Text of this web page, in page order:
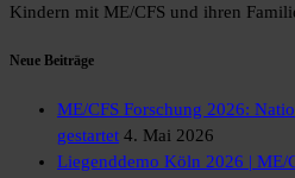
Kindern mit ME/CFS und ihren
Neue Beiträge
ME/CFS Forschung 2026:
gestartet 4. Mai 2026
Liegenddemo Köln 2026 | ME/